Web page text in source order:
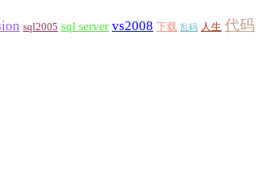
sql2005 sql server vs2008 下载 乱码 人生 代码